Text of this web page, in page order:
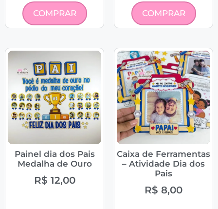
COMPRAR COMPRAR
Painel dia dos Pais
Medalha de Ouro
R$ 12,00
Caixa de Ferramentas
– Atividade Dia dos
Pais
R$ 8,00